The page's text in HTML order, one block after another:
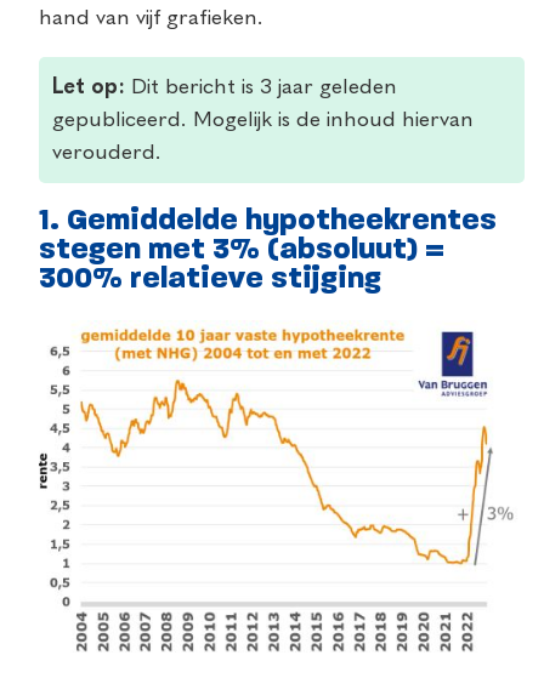
hand van vijf grafieken.
Let op: Dit bericht is 3 jaar geleden
gepubliceerd. Mogelijk is de inhoud hiervan
verouderd.
1. Gemiddelde hypotheekrentes
stegen met 3% (absoluut) =
300% relatieve stijging